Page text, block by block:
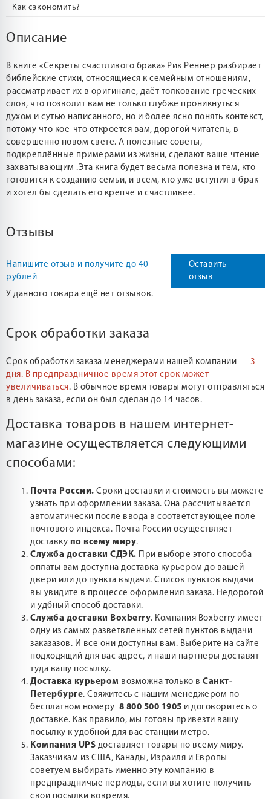
Как сэкономить?
Описание
В книге «Секреты счастливого брака» Рик Реннер разбирает
библейские стихи, относящиеся к семейным отношениям,
рассматривает их в оригинале, даёт толкование греческих
слов, что позволит вам не только глубже проникнуться
духом и сутью написанного, но и более ясно понять контекст,
потому что кое-что откроется вам, дорогой читатель, в
совершенно новом свете. А полезные советы,
подкреплённые примерами из жизни, сделают ваше чтение
захватывающим .Эта книга будет весьма полезна и тем, кто
готовится к созданию семьи, и всем, кто уже вступил в брак
и хотел бы сделать его крепче и счастливее.
Отзывы
Напишите отзыв и получите до 40
рублей
Оставить
отзыв
У данного товара ещё нет отзывов.
Срок обработки заказа
Срок обработки заказа менеджерами нашей компании — 3
дня. В предпраздничное время этот срок может
увеличиваться. В обычное время товары могут отправляться
в день заказа, если он был сделан до 14 часов.
Доставка товаров в нашем интернет-
магазине осуществляется следующими
способами:
Почта России. Сроки доставки и стоимость вы можете
узнать при оформлении заказа. Она рассчитывается
автоматически после ввода в соответствующее поле
почтового индекса. Почта России осуществляет
доставку по всему миру.
Служба доставки СДЭК. При выборе этого способа
оплаты вам доступна доставка курьером до вашей
двери или до пункта выдачи. Список пунктов выдачи
вы увидите в процессе оформления заказа. Недорогой
и удбный способ доставки.
Служба доставки Boxberry. Компания Boxberry имеет
одну из самых разветвленных сетей пунктов выдачи
заказазов. И все они доступны вам. Выберите на сайте
подходящий для вас адрес, и наши партнеры доставят
туда вашу посылку.
Доставка курьером возможна только в Санкт-
Петербурге. Свяжитесь с нашим менеджером по
бесплатном номеру 8 800 500 1905 и договоритесь о
доставке. Как правило, мы готовы привезти вашу
посылку к удобной для вас станции метро.
Компания UPS доставляет товары по всему миру.
Заказчикам из США, Канады, Израиля и Европы
советуем выбирать именно эту компанию в
предпраздничые периоды, если вы хотите получить
свои посылки вовремя.